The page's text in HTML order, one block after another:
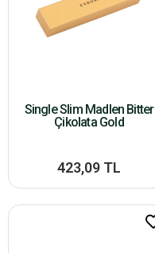
Single Slim Madlen Bitter
Çikolata Gold
423,09 TL